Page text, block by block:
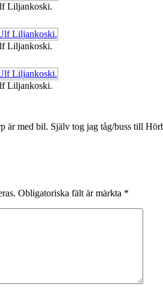
Liljankoski.
Liljankoski.
Liljankoski.
är med bil. Själv tog jag tåg/buss till
Obligatoriska fält är märkta *